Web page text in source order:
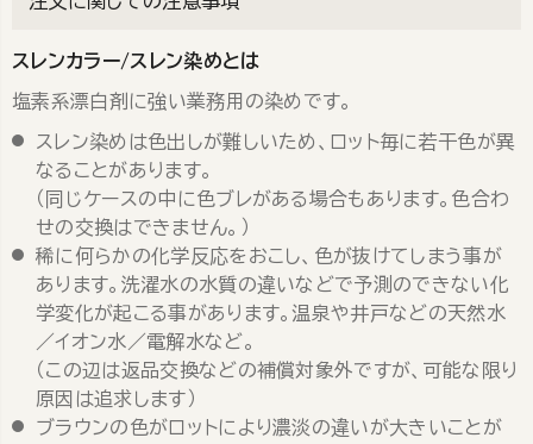
スレンカラー/スレン染めとは
塩素系漂白剤に強い業務用の染めです。
スレン染めは色出しが難しいため、ロット毎に若干色が異
なることがあります。
（同じケースの中に色ブレがある場合もあります。色合わ
せの交換はできません。）
稀に何らかの化学反応をおこし、色が抜けてしまう事が
あります。洗濯水の水質の違いなどで予測のできない化
学変化が起こる事があります。温泉や井戸などの天然水
／イオン水／電解水など。
（この辺は返品交換などの補償対象外ですが、可能な限り
原因は追求します）
ブラウンの色がロットにより濃淡の違いが大きいことが